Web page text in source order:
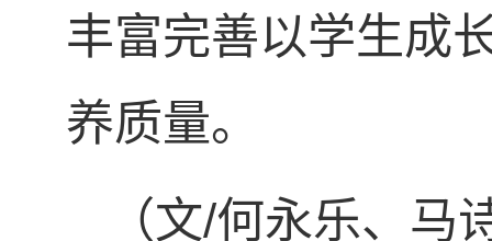
丰富完善以学生成
养质量。
（文/何永乐、